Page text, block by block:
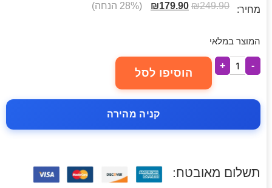
מחיר: ₪249.90
₪179.90 (28% הנחה)
המוצר במלאי
-
+
הוסיפו לסל
קניה מהירה
תשלום מאובטח: